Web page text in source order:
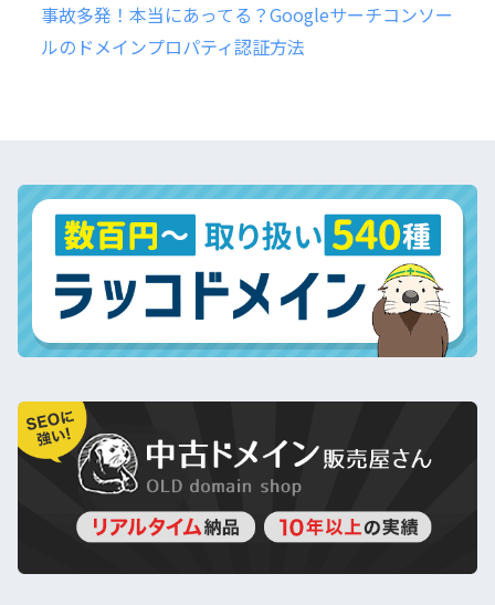
事故多発！本当にあってる？Googleサーチコンソー
ルのドメインプロパティ認証方法